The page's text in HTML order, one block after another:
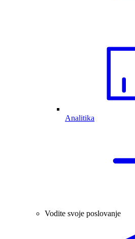
Analitika
Vodite svoje poslovanje